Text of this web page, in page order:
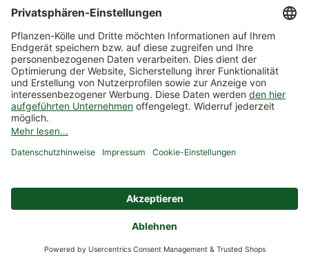
Zentimeter zu kürzen. Durch einen geraden Schnitt
können die Stiele das Wasser besser aufnehmen.
Blätter entfernen: Lose Blätter werden entfernt.
Vase: Reinigen Sie die Vase vor Gebrauch mit heißem
Wasser. Anschließend geben Sie Schnittblumenfrisch und
kaltes Wasser in die Vase. Durch das Frischhaltemittel
wird die Haltbarkeit verlängert.
Standort:Platzieren Sie Ihren Frühlingsstrauß nicht
direkt an der Heizung oder in der Nähe eines Ofens. Auch
volles Sonnenlicht und Zugluft beeinträchtigen die